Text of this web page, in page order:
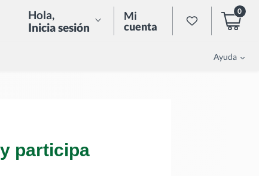
Hola,
Inicia sesión
Mi
cuenta
0
Ayuda